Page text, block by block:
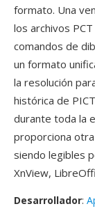
formato. Una
los archivos
comandos de
un formato
la resolución
histórica de
durante toda la
proporciona
siendo legibles
XnView,
Desarrollador: